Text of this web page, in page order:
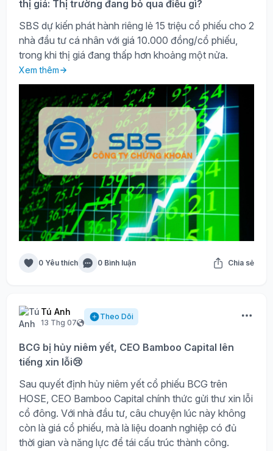
thị giá: Thị trường đang bỏ qua điều gì?
SBS dự kiến phát hành riêng lẻ 15 triệu cổ phiếu cho 2
nhà đầu tư cá nhân với giá 10.000 đồng/cổ phiếu,
trong khi thị giá đang thấp hơn khoảng một nửa.
Xem thêm
0 Yêu thích 0 Bình luận Chia sẻ
Tú Anh
13 Thg 07
Theo Dõi
BCG bị hủy niêm yết, CEO Bamboo Capital lên
tiếng xin lỗi😢
Sau quyết định hủy niêm yết cổ phiếu BCG trên
HOSE, CEO Bamboo Capital chính thức gửi thư xin lỗi
cổ đông. Với nhà đầu tư, câu chuyện lúc này không
còn là giá cổ phiếu, mà là liệu doanh nghiệp có đủ
thời gian và năng lực để tái cấu trúc thành công.